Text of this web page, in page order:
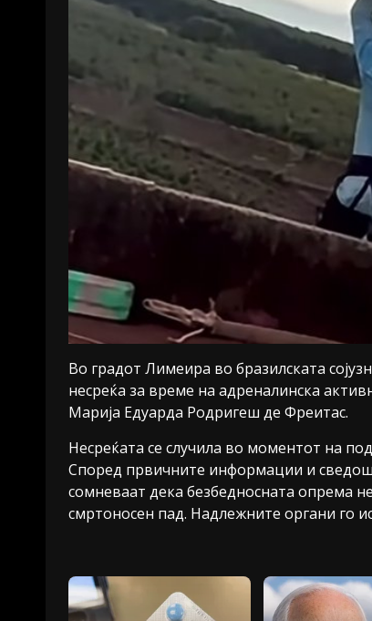
Во градот Лимеира во бразилската
несреќа за време на адреналинска
Марија Едуарда Родригеш де Фреитас.
Несреќата се случила во моментот на
Според првичните информации и
сомневаат дека безбедносната опрема
смртоносен пад. Надлежните органи го